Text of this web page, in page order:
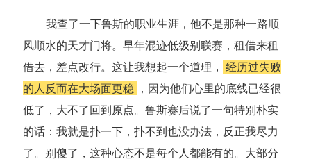
我查了一下鲁斯的职业生涯，他不是那种一路顺
风顺水的天才门将。早年混迹低级别联赛，租借来租
借去，差点改行。这让我想起一个道理， 经历过失败
的人反而在大场面更稳 ，因为他们心里的底线已经很
低了，大不了回到原点。鲁斯赛后说了一句特别朴实
的话：我就是扑一下，扑不到也没办法，反正我尽力
了。别傻了，这种心态不是每个人都能有的。大部分